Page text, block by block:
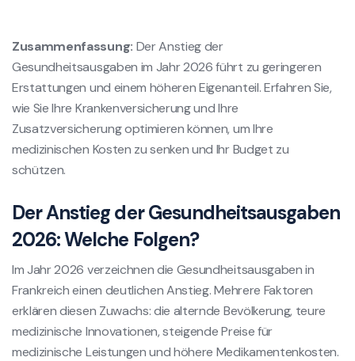
Zusammenfassung: Der Anstieg der
Gesundheitsausgaben im Jahr 2026 führt zu geringeren
Erstattungen und einem höheren Eigenanteil. Erfahren Sie,
wie Sie Ihre Krankenversicherung und Ihre
Zusatzversicherung optimieren können, um Ihre
medizinischen Kosten zu senken und Ihr Budget zu
schützen.
Der Anstieg der Gesundheitsausgaben
2026: Welche Folgen?
Im Jahr 2026 verzeichnen die Gesundheitsausgaben in
Frankreich einen deutlichen Anstieg. Mehrere Faktoren
erklären diesen Zuwachs: die alternde Bevölkerung, teure
medizinische Innovationen, steigende Preise für
medizinische Leistungen und höhere Medikamentenkosten.